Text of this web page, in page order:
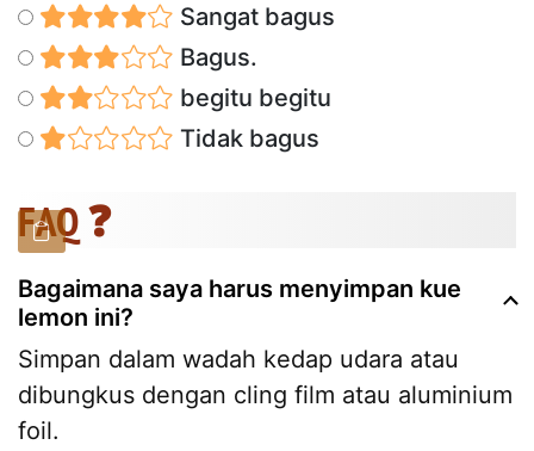
Sangat bagus
Bagus.
begitu begitu
Tidak bagus
FAQ ❓
Bagaimana saya harus menyimpan kue
lemon ini?
Simpan dalam wadah kedap udara atau
dibungkus dengan cling film atau aluminium
foil.